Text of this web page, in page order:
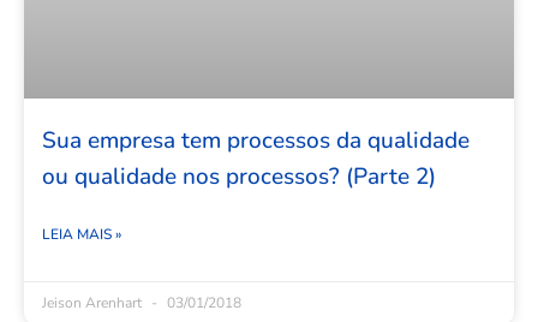
Sua empresa tem processos da qualidade
ou qualidade nos processos? (Parte 2)
LEIA MAIS »
Jeison Arenhart 03/01/2018